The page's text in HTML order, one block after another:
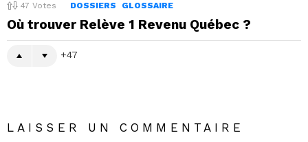
47 Votes DOSSIERS GLOSSAIRE
Où trouver Relève 1 Revenu Québec ?
47
LAISSER UN COMMENTAIRE